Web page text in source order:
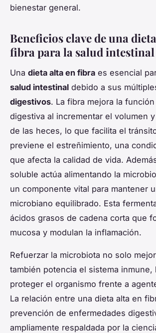
bienestar general.
Beneficios clave de una
fibra para la salud intestinal
Una dieta alta en fibra es esencial
salud intestinal debido a sus
digestivos. La fibra mejora la
digestiva al incrementar el volumen
de las heces, lo que facilita el
previene el estreñimiento, una
que afecta la calidad de vida.
soluble actúa alimentando la
un componente vital para mantener
microbiano equilibrado. Esta
ácidos grasos de cadena corta que
mucosa y modulan la inflamación.
Refuerzar la microbiota no solo
también potencia el sistema inmune,
proteger el organismo frente a
La relación entre una dieta alta en
prevención de enfermedades
ampliamente respaldada por la